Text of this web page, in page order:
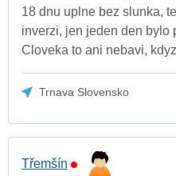
18 dnu uplne bez slunka,
inverzi, jen jeden den bylo
Cloveka to ani nebavi,
Trnava Slovensko
Třemšín